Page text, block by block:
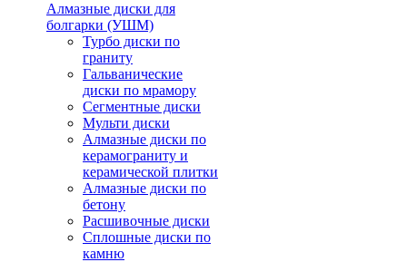
Алмазные диски для
болгарки (УШМ)
Турбо диски по
граниту
Гальванические
диски по мрамору
Сегментные диски
Мульти диски
Алмазные диски по
керамограниту и
керамической плитки
Алмазные диски по
бетону
Расшивочные диски
Сплошные диски по
камню